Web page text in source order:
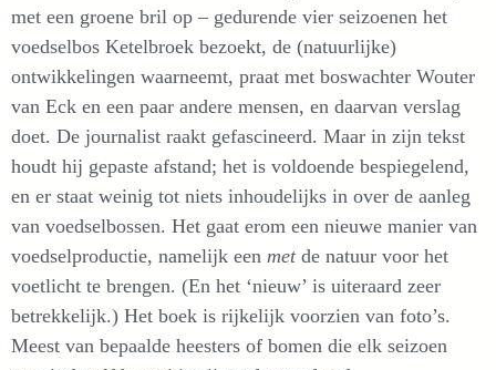
met een groene bril op – gedurende vier seizoenen het
voedselbos Ketelbroek bezoekt, de (natuurlijke)
ontwikkelingen waarneemt, praat met boswachter Wouter
van Eck en een paar andere mensen, en daarvan verslag
doet. De journalist raakt gefascineerd. Maar in zijn tekst
houdt hij gepaste afstand; het is voldoende bespiegelend,
en er staat weinig tot niets inhoudelijks in over de aanleg
van voedselbossen. Het gaat erom een nieuwe manier van
voedselproductie, namelijk een met de natuur voor het
voetlicht te brengen. (En het ‘nieuw’ is uiteraard zeer
betrekkelijk.) Het boek is rijkelijk voorzien van foto’s.
Meest van bepaalde heesters of bomen die elk seizoen